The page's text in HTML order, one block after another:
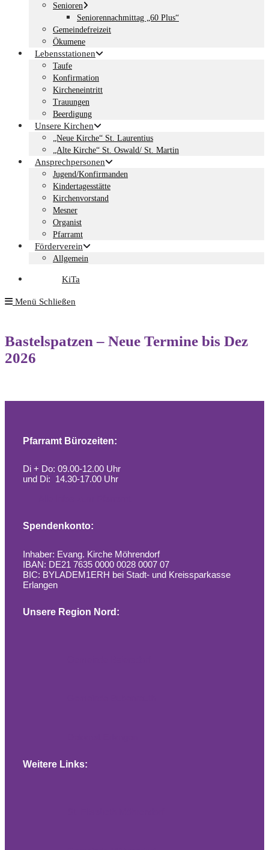
Senioren
Seniorennachmittag „60 Plus“
Gemeindefreizeit
Ökumene
Lebensstationen
Taufe
Konfirmation
Kircheneintritt
Trauungen
Beerdigung
Unsere Kirchen
„Neue Kirche“ St. Laurentius
„Alte Kirche“ St. Oswald/ St. Martin
Ansprechpersonen
Jugend/Konfirmanden
Kindertagesstätte
Kirchenvorstand
Mesner
Organist
Pfarramt
Förderverein
Allgemein
KiTa
Menü Schließen
Bastelspatzen – Neue Termine bis Dez
2026
Pfarramt Bürozeiten:
Di + Do: 09.00-12.00 Uhr
und Di: 14.30-17.00 Uhr
Spendenkonto:
Inhaber: Evang. Kirche Möhrendorf
IBAN: DE21 7635 0000 0028 0007 07
BIC: BYLADEM1ERH bei Stadt- und Kreissparkasse
Erlangen
Unsere Region Nord:
Weitere Links: